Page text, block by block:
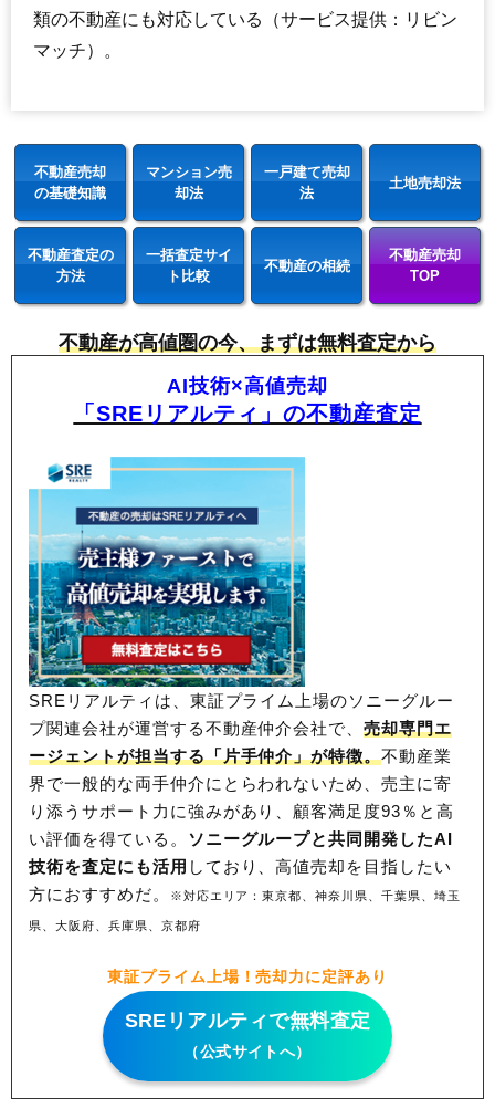
類の不動産にも対応している（サービス提供：リビン
マッチ）。
不動産売却
の基礎知識
マンション売
却法
一戸建て売却
法
土地売却法
不動産査定の
方法
一括査定サイ
ト比較
不動産の相続
不動産売却
TOP
不動産が高値圏の今、まずは無料査定から
AI技術×高値売却
「SREリアルティ」の不動産査定
SREリアルティは、東証プライム上場のソニーグルー
プ関連会社が運営する不動産仲介会社で、売却専門エ
ージェントが担当する「片手仲介」が特徴。不動産業
界で一般的な両手仲介にとらわれないため、売主に寄
り添うサポート力に強みがあり、顧客満足度93％と高
い評価を得ている。 ソニーグループと共同開発したAI
技術を査定にも活用 しており、高値売却を目指したい
方におすすめだ。
※対応エリア：東京都、神奈川県、千葉県、埼玉
県、大阪府、兵庫県、京都府
東証プライム上場！売却力に定評あり
SREリアルティで無料査定
（公式サイトへ）